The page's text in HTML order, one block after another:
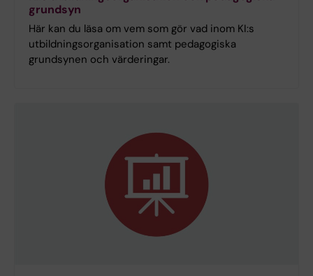
grundsyn
Här kan du läsa om vem som gör vad inom KI:s
utbildningsorganisation samt pedagogiska
grundsynen och värderingar.